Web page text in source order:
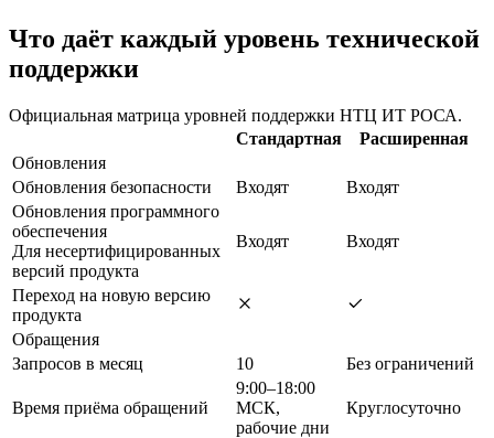
Что даёт каждый уровень технической
поддержки
Официальная матрица уровней поддержки НТЦ ИТ РОСА.
Стандартная
Расширенная
Обновления
Обновления безопасности
Входят
Входят
Обновления программного
обеспечения
Для несертифицированных
версий продукта
Входят Входят
Переход на новую версию
продукта
Обращения
Запросов в месяц
10 Без ограничений
Время приёма обращений
9:00–18:00
МСК,
рабочие дни
Круглосуточно